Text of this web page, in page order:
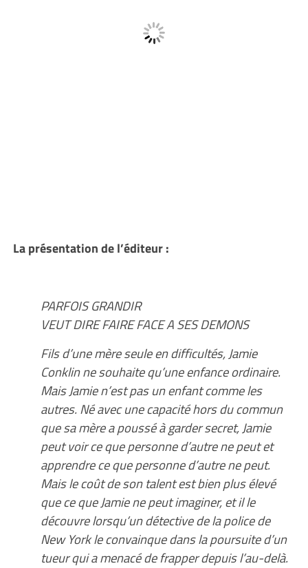
La présentation de l’éditeur :
PARFOIS GRANDIR
VEUT DIRE FAIRE FACE A SES DEMONS
Fils d’une mère seule en difficultés, Jamie
Conklin ne souhaite qu’une enfance ordinaire.
Mais Jamie n’est pas un enfant comme les
autres. Né avec une capacité hors du commun
que sa mère a poussé à garder secret, Jamie
peut voir ce que personne d’autre ne peut et
apprendre ce que personne d’autre ne peut.
Mais le coût de son talent est bien plus élevé
que ce que Jamie ne peut imaginer, et il le
découvre lorsqu’un détective de la police de
New York le convainque dans la poursuite d’un
tueur qui a menacé de frapper depuis l’au-delà.